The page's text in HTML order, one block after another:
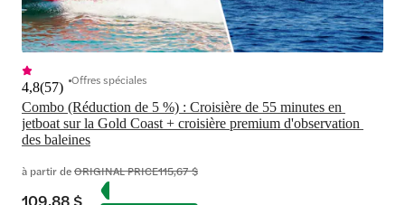
Combo (Réduction de 5 %) : Croisière de 55 minutes en
jetboat sur la Gold Coast + croisière premium d'observation
des baleines
4,8(57) Offres spéciales
à partir deORIGINAL PRICE115,67 $
109,88 $